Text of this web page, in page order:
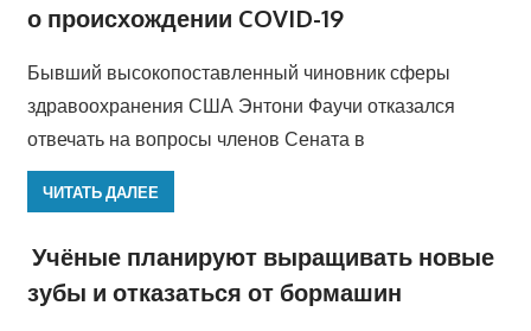
о происхождении COVID-19
Бывший высокопоставленный чиновник сферы
здравоохранения США Энтони Фаучи отказался
отвечать на вопросы членов Сената в
ЧИТАТЬ ДАЛЕЕ
Учёные планируют выращивать новые
зубы и отказаться от бормашин